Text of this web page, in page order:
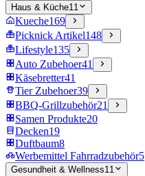
Haus & Küche11
Kueche169
Picknick Artikel148
Lifestyle135
Auto Zubehoer41
Käsebretter41
Tier Zubehoer39
BBQ-Grillzubehör21
Samen Produkte20
Decken19
Duftbaum8
Werbemittel Fahrradzubehör5
Gesundheit & Wellness11